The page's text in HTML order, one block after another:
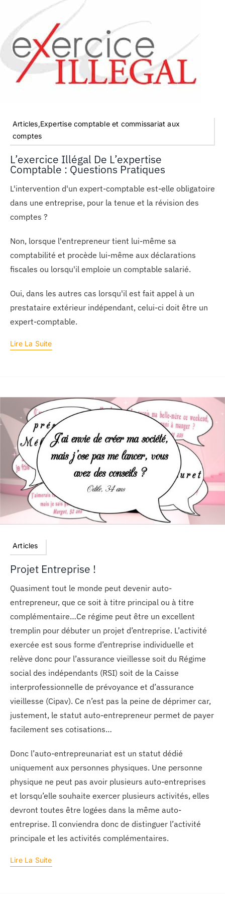
Articles,Expertise comptable et commissariat aux
comptes
L’exercice Illégal De L’expertise
Comptable : Questions Pratiques
L'intervention d'un expert-comptable est-elle obligatoire
dans une entreprise, pour la tenue et la révision des
comptes ?
Non, lorsque l'entrepreneur tient lui-même sa
comptabilité et procède lui-même aux déclarations
fiscales ou lorsqu'il emploie un comptable salarié.
Oui, dans les autres cas lorsqu'il est fait appel à un
prestataire extérieur indépendant, celui-ci doit être un
expert-comptable.
Lire La Suite
Articles
Projet Entreprise !
Quasiment tout le monde peut devenir auto-
entrepreneur, que ce soit à titre principal ou à titre
complémentaire…Ce régime peut être un excellent
tremplin pour débuter un projet d’entreprise. L’activité
exercée est sous forme d’entreprise individuelle et
relève donc pour l’assurance vieillesse soit du Régime
social des indépendants (RSI) soit de la Caisse
interprofessionnelle de prévoyance et d’assurance
vieillesse (Cipav). Ce n’est pas la peine de déprimer car,
justement, le statut auto-entrepreneur permet de payer
facilement ses cotisations…
Donc l’auto-entrepreunariat est un statut dédié
uniquement aux personnes physiques. Une personne
physique ne peut pas avoir plusieurs auto-entreprises
et lorsqu’elle souhaite exercer plusieurs activités, elles
devront toutes être logées dans la même auto-
entreprise. Il conviendra donc de distinguer l’activité
principale et les activités complémentaires.
Lire La Suite